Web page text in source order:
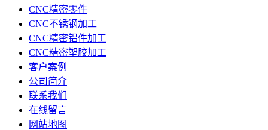
CNC精密零件
CNC不锈钢加工
CNC精密铝件加工
CNC精密塑胶加工
客户案例
公司简介
联系我们
在线留言
网站地图